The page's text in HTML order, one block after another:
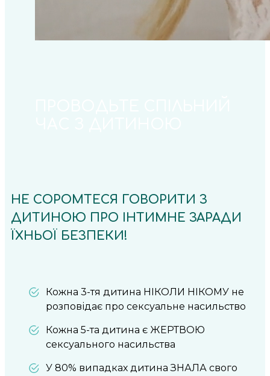
НЕ СОРОМТЕСЯ ГОВОРИТИ З
ДИТИНОЮ ПРО ІНТИМНЕ ЗАРАДИ
ЇХНЬОЇ БЕЗПЕКИ!
Кожна 3-тя дитина НІКОЛИ НІКОМУ не
розповідає про сексуальне насильство
Кожна 5-та дитина є ЖЕРТВОЮ
сексуального насильства
У 80% випадках дитина ЗНАЛА свого